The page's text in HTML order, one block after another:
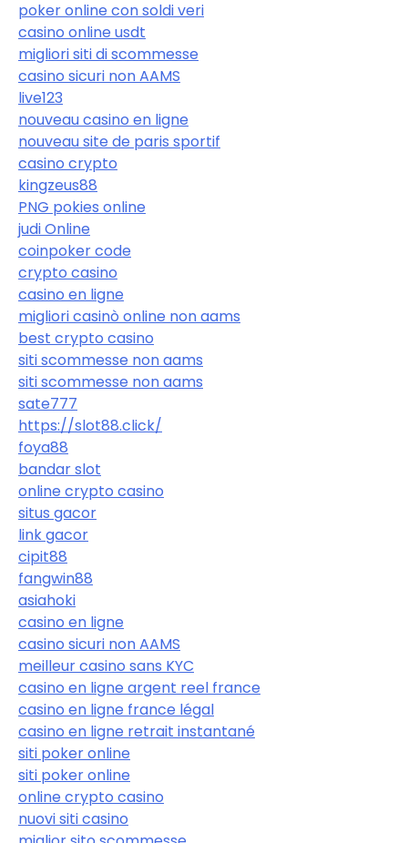
poker online con soldi veri
casino online usdt
migliori siti di scommesse
casino sicuri non AAMS
live123
nouveau casino en ligne
nouveau site de paris sportif
casino crypto
kingzeus88
PNG pokies online
judi Online
coinpoker code
crypto casino
casino en ligne
migliori casinò online non aams
best crypto casino
siti scommesse non aams
siti scommesse non aams
sate777
https://slot88.click/
foya88
bandar slot
online crypto casino
situs gacor
link gacor
cipit88
fangwin88
asiahoki
casino en ligne
casino sicuri non AAMS
meilleur casino sans KYC
casino en ligne argent reel france
casino en ligne france légal
casino en ligne retrait instantané
siti poker online
siti poker online
online crypto casino
nuovi siti casino